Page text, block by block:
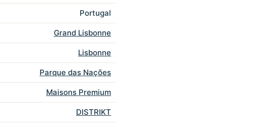
Portugal
Grand Lisbonne
Lisbonne
Parque das Nações
Maisons Premium
DISTRIKT